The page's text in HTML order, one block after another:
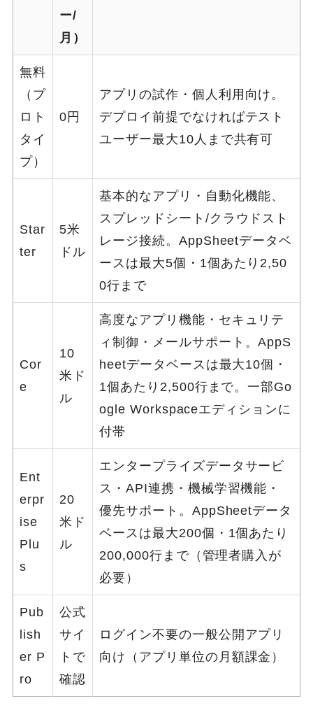
ー/
月）
無料
（プ
ロト
タイ
プ）
0円
アプリの試作・個人利用向け。
デプロイ前提でなければテスト
ユーザー最大10人まで共有可
Star
ter
5米
ドル
基本的なアプリ・自動化機能、
スプレッドシート/クラウドスト
レージ接続。AppSheetデータベ
ースは最大5個・1個あたり2,50
0行まで
Cor
e
10
米ド
ル
高度なアプリ機能・セキュリテ
ィ制御・メールサポート。AppS
heetデータベースは最大10個・
1個あたり2,500行まで。一部Go
ogle Workspaceエディションに
付帯
Ent
erpr
ise
Plu
s
20
米ド
ル
エンタープライズデータサービ
ス・API連携・機械学習機能・
優先サポート。AppSheetデータ
ベースは最大200個・1個あたり
200,000行まで（管理者購入が
必要）
Pub
lish
er P
ro
公式
サイ
トで
確認
ログイン不要の一般公開アプリ
向け（アプリ単位の月額課金）